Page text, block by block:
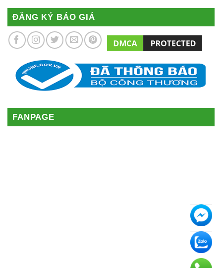
ĐĂNG KÝ BÁO GIÁ
FANPAGE